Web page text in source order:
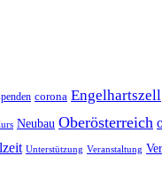
corona Engelhartszell
Neubau Oberösterreich
Unterstützung Veranstaltung